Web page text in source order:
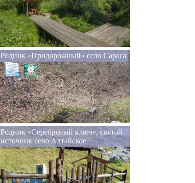
Родник «Придорожный» село Сараса
Родник «Серебряный ключ», святой
источник село Алтайское